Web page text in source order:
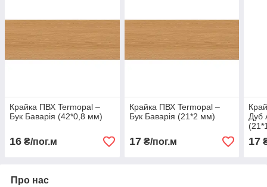
Крайка ПВХ Termopal ‒
Бук Баварія (42*0,8 мм)
16 ₴/пог.м
Крайка ПВХ Termopal ‒
Бук Баварія (21*2 мм)
17₴/пог.м
Дуб
17
Про нас